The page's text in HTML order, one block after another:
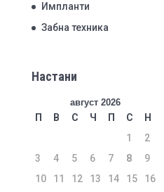
Импланти
Забна техника
Настани
август 2026
П В С Ч П С
Н
1
2
3
4 5 6 7 8
9
10
11 12 13 14 15 16